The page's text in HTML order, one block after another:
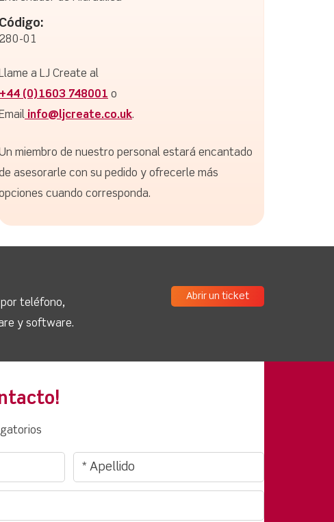
Código:
280-01
Llame a LJ Create al
+44 (0)1603 748001 o
Email info@ljcreate.co.uk.
miembro de nuestro personal estará encantado
asesorarle con su pedido y ofrecerle más
cuando corresponda.
teléfono,
y software.
Abrir un ticket